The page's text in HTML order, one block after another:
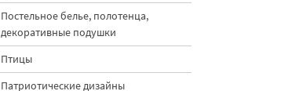
Постельное белье, полотенца,
декоративные подушки
Птицы
Патриотические дизайны